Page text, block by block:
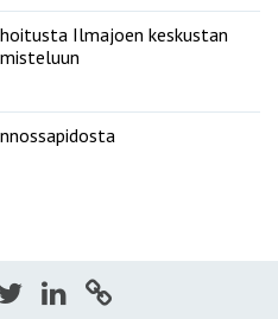
Ilmajoen keskustan